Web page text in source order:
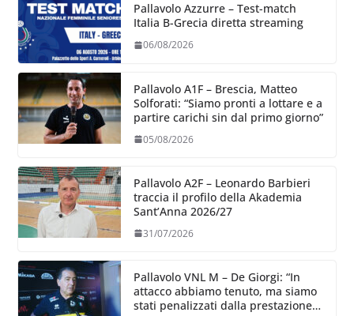
Pallavolo Azzurre – Test-match
Italia B-Grecia diretta streaming
06/08/2026
Pallavolo A1F – Brescia, Matteo
Solforati: “Siamo pronti a lottare e a
partire carichi sin dal primo giorno”
05/08/2026
Pallavolo A2F – Leonardo Barbieri
traccia il profilo della Akademia
Sant’Anna 2026/27
31/07/2026
Pallavolo VNL M – De Giorgi: “In
attacco abbiamo tenuto, ma siamo
stati penalizzati dalla prestazione